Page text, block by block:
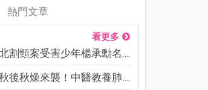
熱門文章
看更多
割頸案受害少年楊承勳名...
後秋燥來襲！中醫教養肺...